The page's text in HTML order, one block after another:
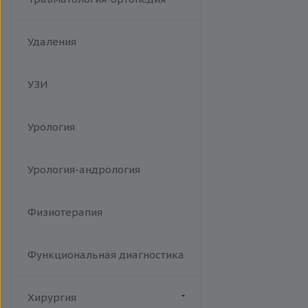
Удаления
УЗИ
Урология
Урология-андрология
Физиотерапия
Функциональная диагностика
Хирургия